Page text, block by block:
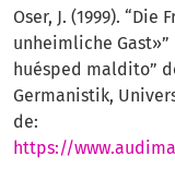
Oser, J. (1999). “Die
unheimliche
huésped maldito”
Germanistik,
de:
https://www.audimax.de/fileadmin/hausarbeiten/